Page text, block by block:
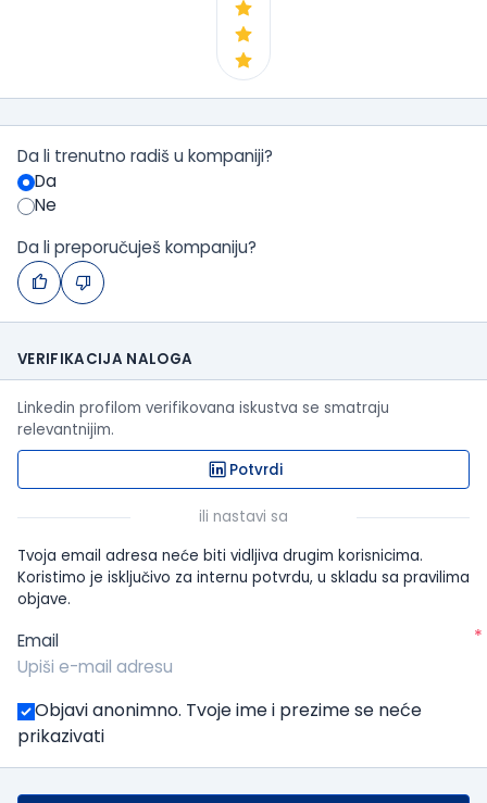
Da li trenutno radiš u kompaniji?
Da
Ne
Da li preporučuješ kompaniju?
VERIFIKACIJA NALOGA
Linkedin profilom verifikovana iskustva se smatraju
relevantnijim.
Potvrdi
ili nastavi sa
Tvoja email adresa neće biti vidljiva drugim korisnicima.
Koristimo je isključivo za internu potvrdu, u skladu sa pravilima
objave.
Email *
Objavi anonimno. Tvoje ime i prezime se neće
prikazivati